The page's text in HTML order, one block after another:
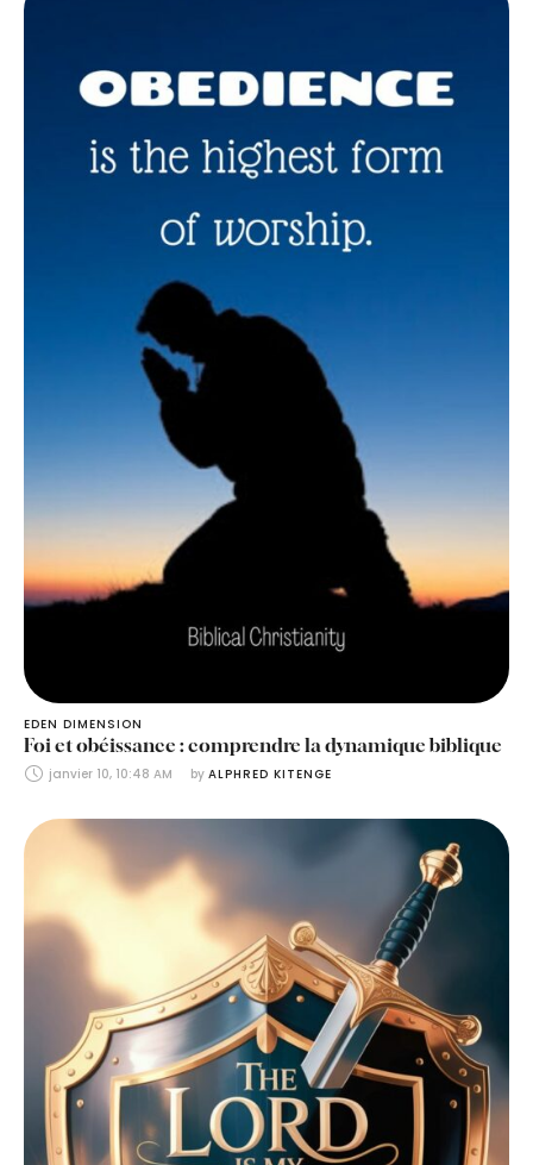
EDEN DIMENSION
Foi et obéissance : comprendre la dynamique biblique
janvier 10, 10:48 AM by ALPHRED KITENGE